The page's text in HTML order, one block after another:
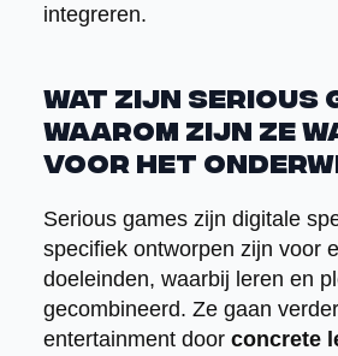
integreren.
Wat zijn serious
waarom zijn ze
voor het
Serious games zijn digitale
specifiek ontworpen zijn voor
doeleinden, waarbij leren en
gecombineerd. Ze gaan
entertainment door concrete